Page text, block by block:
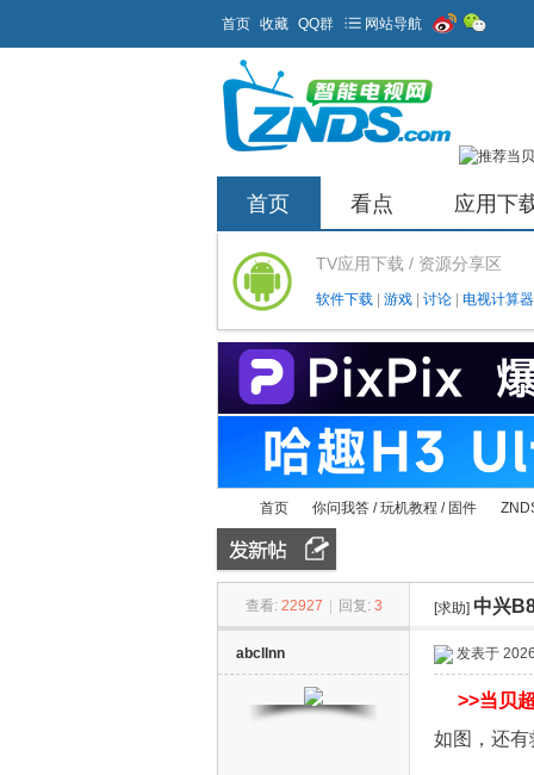
首页 收藏 QQ群 网站导航
首页 看点 应用下
TV应用下载 / 资源分享区
软件下载 游戏 讨论 电视计算器
首页
›
你问我答 / 玩机教程 / 固件
›
查看: 22927 回复: 3 [求助] 中兴
abcllnn 发表于
>>当贝
如图，还有